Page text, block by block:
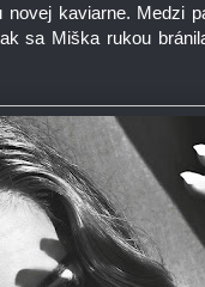
novej kaviarne. Medzi
sa Miška rukou